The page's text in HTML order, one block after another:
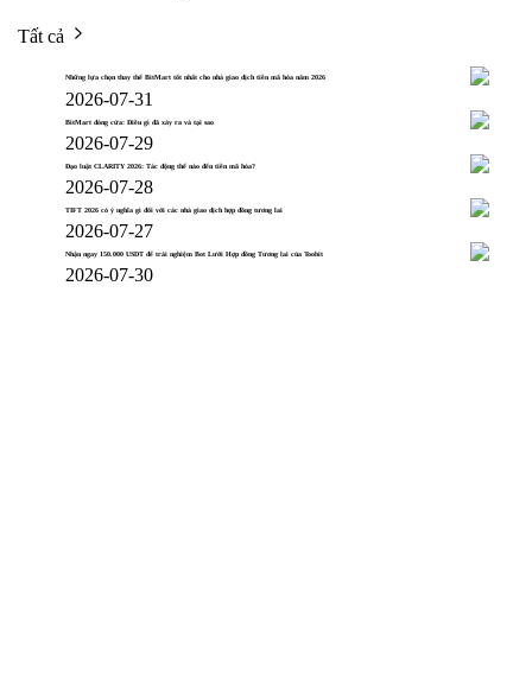
Tất cả
Những lựa chọn thay thế BitMart tốt nhất cho nhà giao dịch tiền mã hóa năm 2026
2026-07-31
BitMart đóng cửa: Điều gì đã xảy ra và tại sao
2026-07-29
Đạo luật CLARITY 2026: Tác động thế nào đến tiền mã hóa?
2026-07-28
TIFT 2026 có ý nghĩa gì đối với các nhà giao dịch hợp đồng tương lai
2026-07-27
Nhận ngay 150.000 USDT để trải nghiệm Bot Lưới Hợp đồng Tương lai của Toobit
2026-07-30